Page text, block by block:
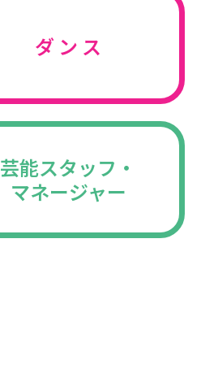
ダ ン ス
芸能スタッフ・
マネージャー